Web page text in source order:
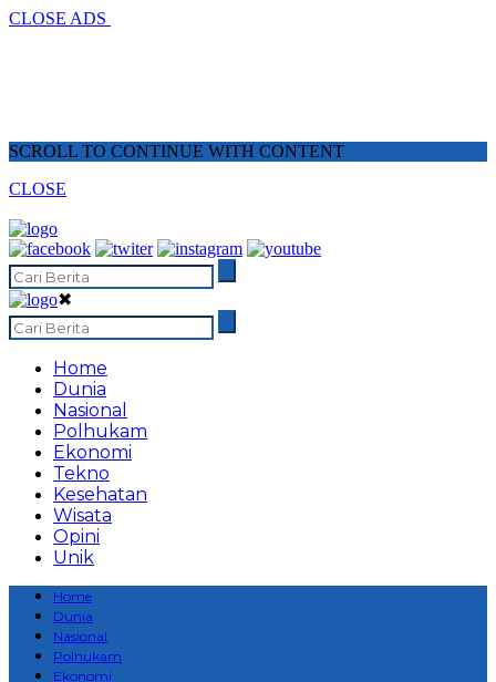
CLOSE ADS
SCROLL TO CONTINUE WITH CONTENT
CLOSE
✖
Home
Dunia
Nasional
Polhukam
Ekonomi
Tekno
Kesehatan
Wisata
Opini
Unik
Home
Dunia
Nasional
Polhukam
Ekonomi